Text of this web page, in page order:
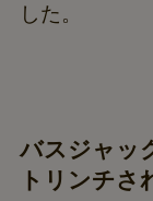
した。
バスジャッ
トリンチさ